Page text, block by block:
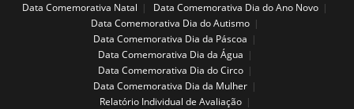
Data Comemorativa Natal
Data Comemorativa Dia do Ano Novo
Data Comemorativa Dia do Autismo
Data Comemorativa Dia da Páscoa
Data Comemorativa Dia da Água
Data Comemorativa Dia do Circo
Data Comemorativa Dia da Mulher
Relatório Individual de Avaliação